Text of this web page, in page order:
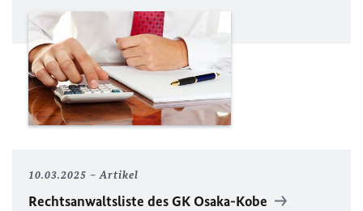
10.03.2025 Artikel
Rechtsanwaltsliste des GK Osaka-Kobe